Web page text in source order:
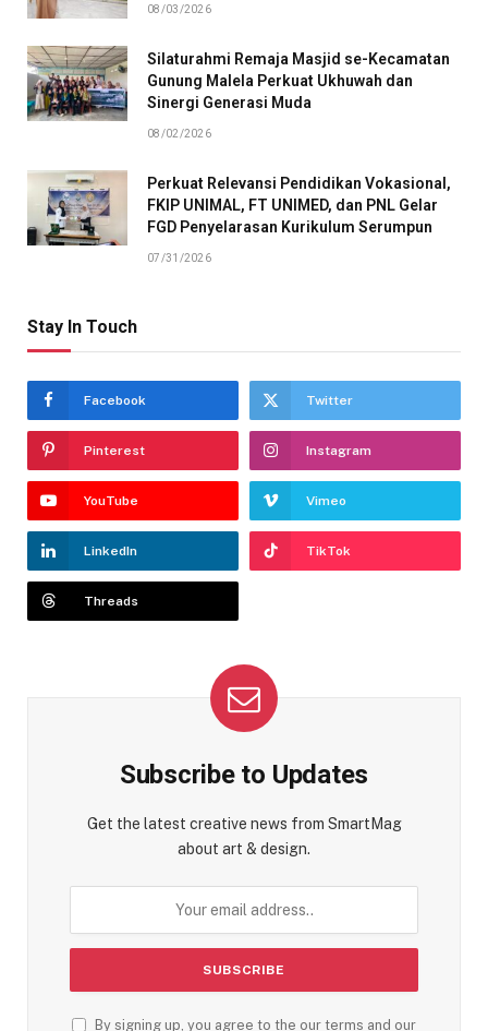
08/03/2026
Silaturahmi Remaja Masjid se-Kecamatan
Gunung Malela Perkuat Ukhuwah dan
Sinergi Generasi Muda
08/02/2026
Perkuat Relevansi Pendidikan Vokasional,
FKIP UNIMAL, FT UNIMED, dan PNL Gelar
FGD Penyelarasan Kurikulum Serumpun
07/31/2026
Stay In Touch
Facebook Twitter
Pinterest Instagram
YouTube Vimeo
LinkedIn TikTok
Threads
Subscribe to Updates
Get the latest creative news from SmartMag
about art & design.
By signing up, you agree to the our terms and our